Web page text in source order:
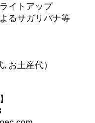
イトアップ
ガリバナ等
土産代）